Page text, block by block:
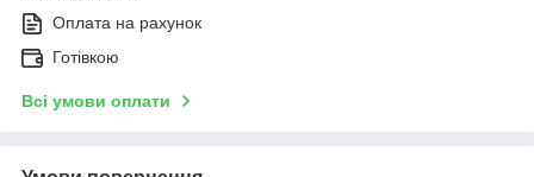
Оплата на рахунок
Готівкою
Всі умови оплати